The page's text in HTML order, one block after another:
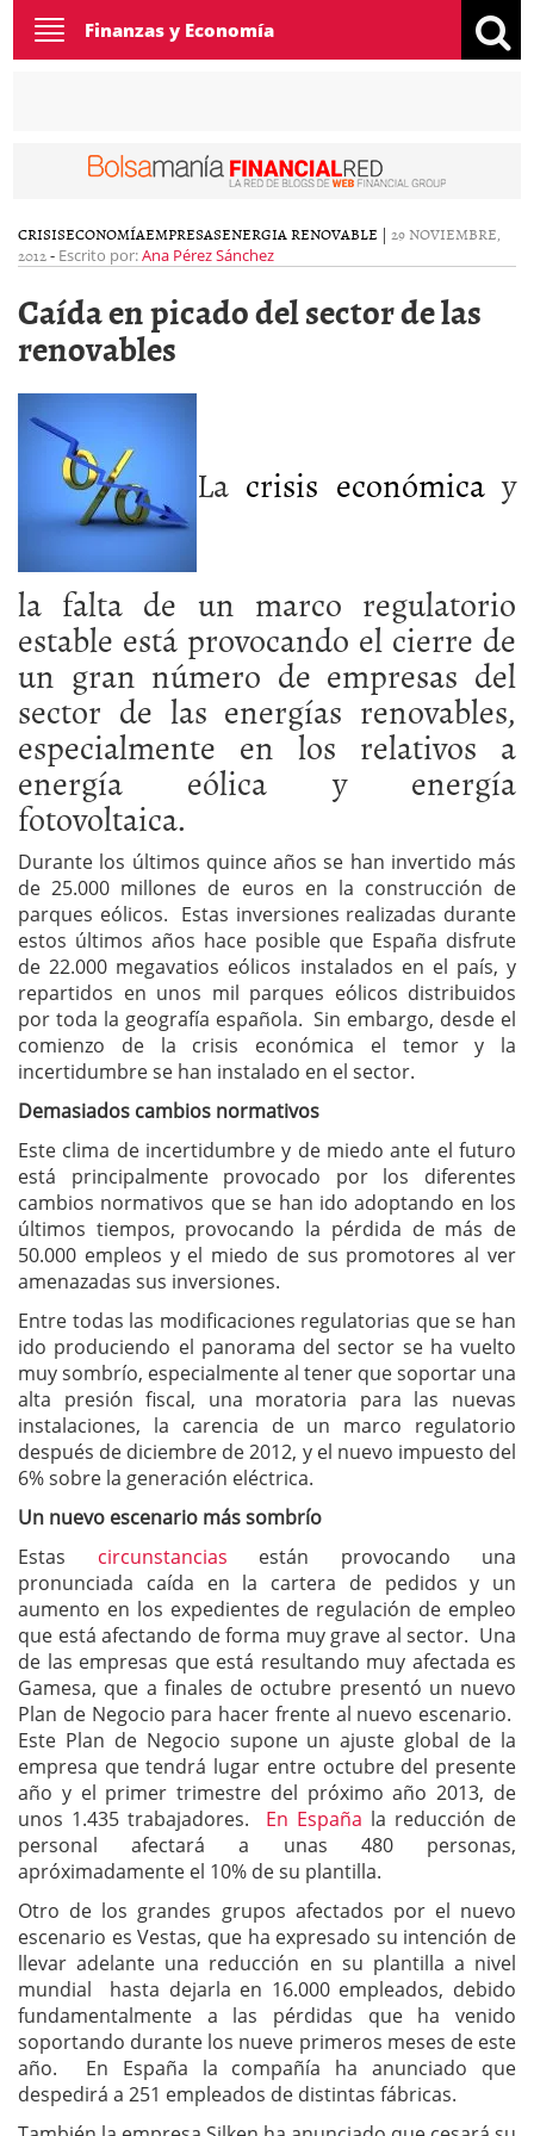
Toggle
navigation
Finanzas y Economía
CRISISECONOMÍAEMPRESASENERGIA RENOVABLE | 29 NOVIEMBRE,
2012- Escrito por:Ana Pérez Sánchez
Caída en picado del sector de las
renovables
La crisis económicay
la falta de un marco regulatorio
estable está provocando el cierre de
un gran número de empresas del
sector de las energías renovables,
especialmente en los relativos a
energía eólica y energía
fotovoltaica.
Durante los últimos quince años se han invertido más
de 25.000 millones de euros en la construcción de
parques eólicos. Estas inversiones realizadas durante
estos últimos años hace posible que España disfrute
de 22.000 megavatios eólicos instalados en el país, y
repartidos en unos mil parques eólicos distribuidos
por toda la geografía española. Sin embargo, desde el
comienzo de la crisis económica el temor y la
incertidumbre se han instalado en el sector.
Demasiados cambios normativos
Este clima de incertidumbre y de miedo ante el futuro
está principalmente provocado por los diferentes
cambios normativos que se han ido adoptando en los
últimos tiempos, provocando la pérdida de más de
50.000 empleos y el miedo de sus promotores al ver
amenazadas sus inversiones.
Entre todas las modificaciones regulatorias que se han
ido produciendo el panorama del sector se ha vuelto
muy sombrío, especialmente al tener que soportar una
alta presión fiscal, una moratoria para las nuevas
instalaciones, la carencia de un marco regulatorio
después de diciembre de 2012, y el nuevo impuesto del
6% sobre la generación eléctrica.
Un nuevo escenario más sombrío
Estas circunstancias están provocando una
pronunciada caída en la cartera de pedidos y un
aumento en los expedientes de regulación de empleo
que está afectando de forma muy grave al sector. Una
de las empresas que está resultando muy afectada es
Gamesa, que a finales de octubre presentó un nuevo
Plan de Negocio para hacer frente al nuevo escenario.
Este Plan de Negocio supone un ajuste global de la
empresa que tendrá lugar entre octubre del presente
año y el primer trimestre del próximo año 2013, de
unos 1.435 trabajadores. En España la reducción de
personal afectará a unas 480 personas,
apróximadamente el 10% de su plantilla.
Otro de los grandes grupos afectados por el nuevo
escenario es Vestas, que ha expresado su intención de
llevar adelante una reducción en su plantilla a nivel
mundial hasta dejarla en 16.000 empleados, debido
fundamentalmente a las pérdidas que ha venido
soportando durante los nueve primeros meses de este
año. En España la compañía ha anunciado que
despedirá a 251 empleados de distintas fábricas.